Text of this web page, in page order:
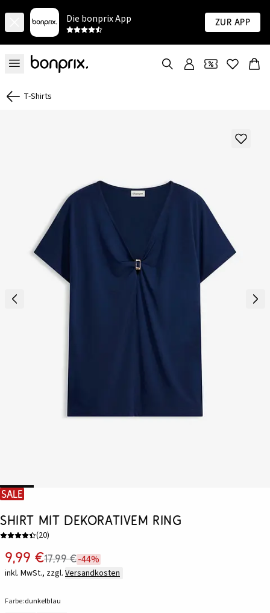
Die bonprix App Zur App
T-Shirts
SALE
Shirt mit dekorativem Ring
(20)
9,99 €17,99 €-44%
inkl. MwSt., zzgl. Versandkosten
Farbe:dunkelblau